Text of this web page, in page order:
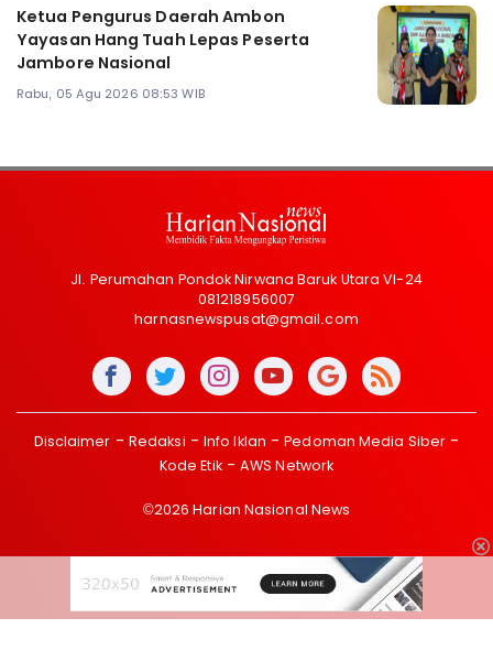
Ketua Pengurus Daerah Ambon
Yayasan Hang Tuah Lepas Peserta
Jambore Nasional
Rabu, 05 Agu 2026 08:53 WIB
Jl. Perumahan Pondok Nirwana Baruk Utara VI-24
081218956007
harnasnewspusat@gmail.com
Disclaimer Redaksi Info Iklan
Pedoman Media Siber
Kode Etik
AWS Network
©2026 Harian Nasional News